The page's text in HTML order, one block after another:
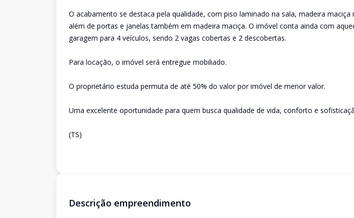
O acabamento se destaca pela qualidade, com piso laminado na sala, madeira maciça
além de portas e janelas também em madeira maciça. O imóvel conta ainda com
garagem para 4 veículos, sendo 2 vagas cobertas e 2 descobertas.
Para locação, o imóvel será entregue mobiliado.
O proprietário estuda permuta de até 50% do valor por imóvel de menor valor.
Uma excelente oportunidade para quem busca qualidade de vida, conforto e
(TS)
Descrição empreendimento